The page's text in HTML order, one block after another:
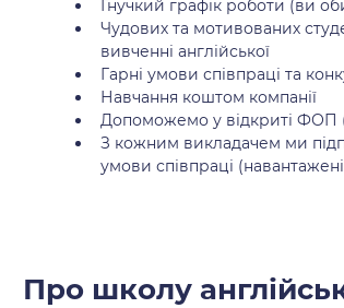
Гнучкий графік роботи (ви
Чудових та мотивованих
вивченні англійської
Гарні умови співпраці та
Навчання коштом компанії
Допоможемо у відкриті ФОП
З кожним викладачем ми
умови співпраці
Про школу